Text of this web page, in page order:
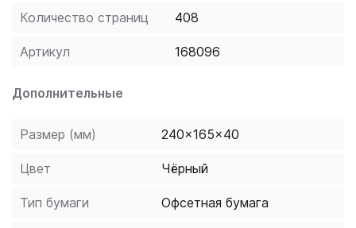
Количество страниц 408
Артикул 168096
Дополнительные
Размер (мм) 240x165x40
Цвет Чёрный
Тип бумаги Офсетная бумага